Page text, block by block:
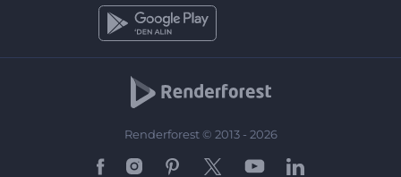
Renderforest © 2013 - 2026